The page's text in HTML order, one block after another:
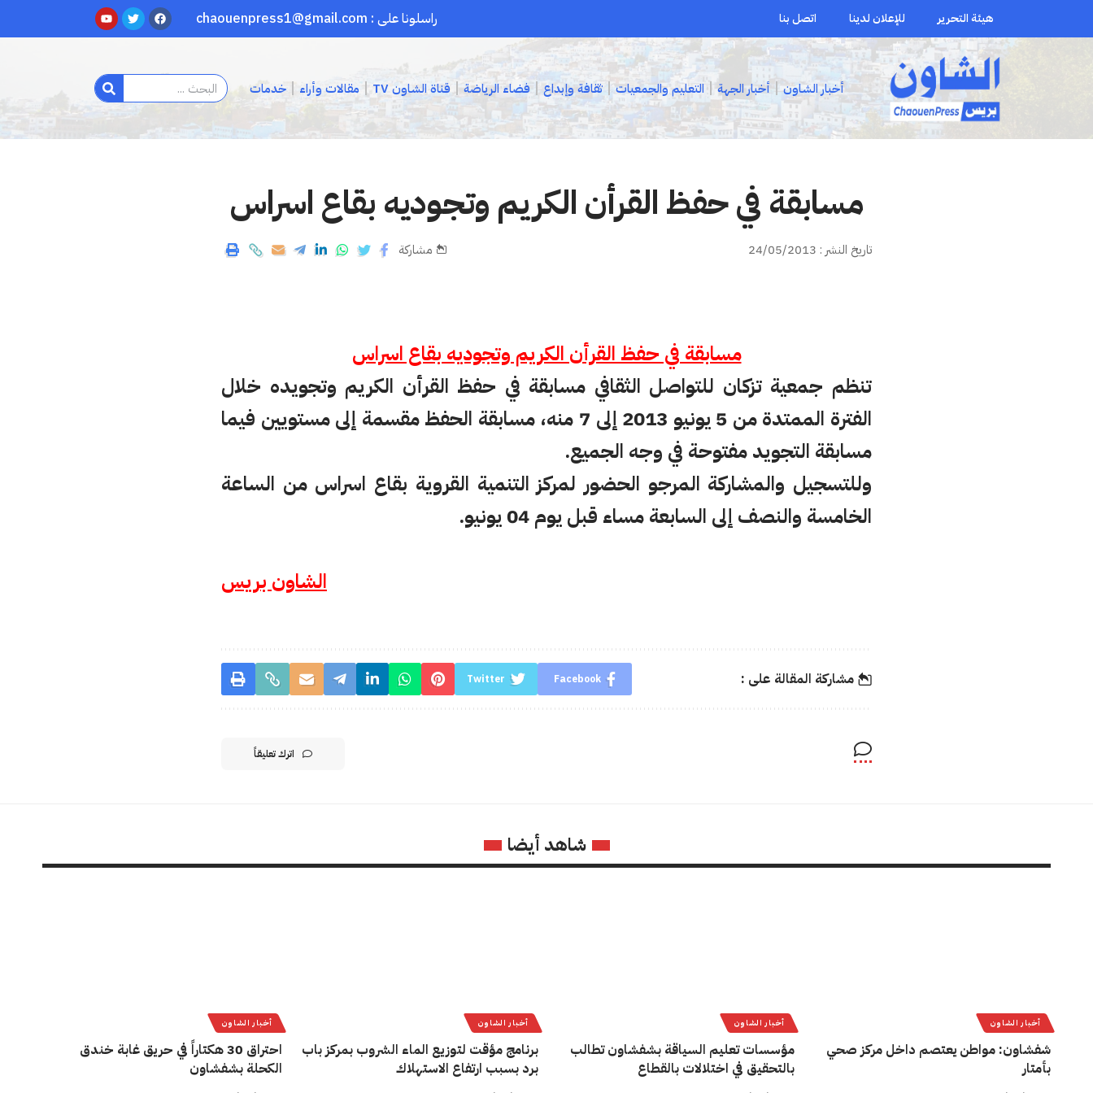
هيئة التحرير للإعلان لدينا اتصل بنا راسلونا على : chaouenpress1@gmail.com
أخبار الشاون أخبار الجهة التعليم والجمعيات ثقافة وإبداع فضاء الرياضة قناة الشاون TV مقالات وأراء خدمات
مسابقة في حفظ القرأن الكريم وتجوديه بقاع اسراس
تاريخ النشر : 24/05/2013 مشاركة
مسابقة في حفظ القرأن الكريم وتجوديه بقاع اسراس
تنظم جمعية تزكان للتواصل الثقافي مسابقة في حفظ القرأن الكريم وتجويده خلال
الفترة الممتدة من 5 يونيو 2013 إلى 7 منه، مسابقة الحفظ مقسمة إلى مستويين فيما
مسابقة التجويد مفتوحة في وجه الجميع.
وللتسجيل والمشاركة المرجو الحضور لمركز التنمية القروية بقاع اسراس من الساعة
الخامسة والنصف إلى السابعة مساء قبل يوم 04 يونيو.
الشاون بريس
مشاركة المقالة على : Facebook
Twitter
اترك تعليقاً
شاهد أيضا
أخبار الشاون
شفشاون: مواطن يعتصم داخل مركز صحي
بأمتار
أخبار الشاون
مؤسسات تعليم السياقة بشفشاون تطالب
بالتحقيق في اختلالات بالقطاع
أخبار الشاون
برنامج مؤقت لتوزيع الماء الشروب بمركز باب
برد بسبب ارتفاع الاستهلاك
أخبار الشاون
احتراق 30 هكتاراً في حريق غابة خندق
الكحلة بشفشاون